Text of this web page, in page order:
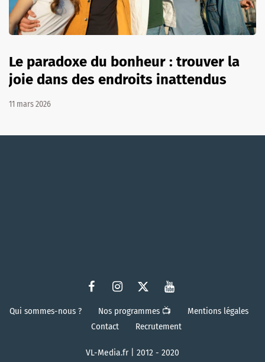
Le paradoxe du bonheur : trouver la
joie dans des endroits inattendus
11 mars 2026
Qui sommes-nous ? Nos programmes 📺
Mentions légales
Contact
Recrutement
VL-Media.fr | 2012 - 2020